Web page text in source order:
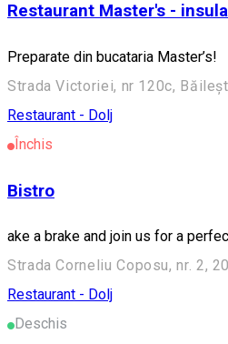
Restaurant Master's - insula
Preparate din bucataria Master’s!
Strada Victoriei, nr 120c,
Restaurant - Dolj
Închis
Bistro
ake a brake and join us for a
Strada Corneliu Coposu, nr. 2,
Restaurant - Dolj
Deschis